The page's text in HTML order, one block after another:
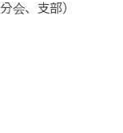
会、支部）